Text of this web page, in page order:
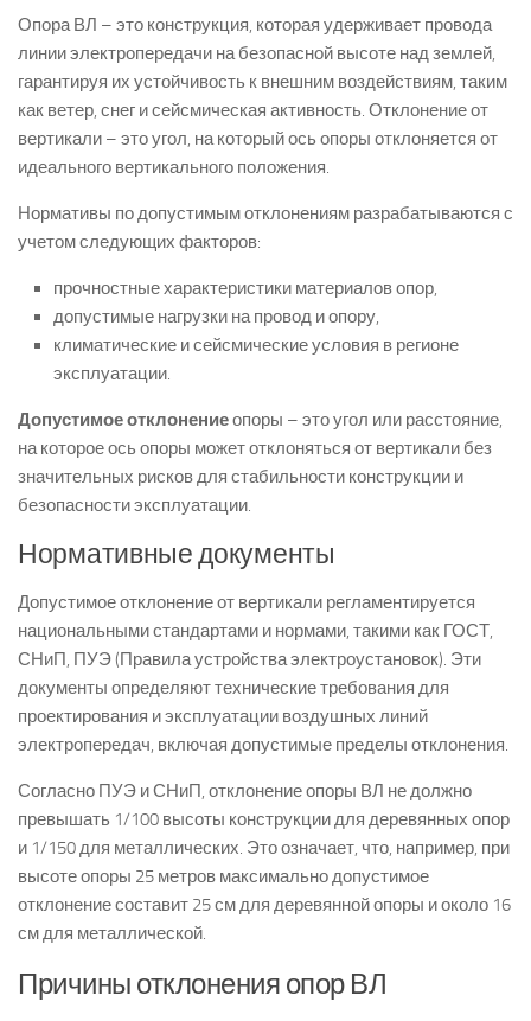
Опора ВЛ – это конструкция, которая удерживает провода
линии электропередачи на безопасной высоте над землей,
гарантируя их устойчивость к внешним воздействиям, таким
как ветер, снег и сейсмическая активность. Отклонение от
вертикали – это угол, на который ось опоры отклоняется от
идеального вертикального положения.
Нормативы по допустимым отклонениям разрабатываются с
учетом следующих факторов:
прочностные характеристики материалов опор,
допустимые нагрузки на провод и опору,
климатические и сейсмические условия в регионе
эксплуатации.
Допустимое отклонениеопоры – это угол или расстояние,
на которое ось опоры может отклоняться от вертикали без
значительных рисков для стабильности конструкции и
безопасности эксплуатации.
Нормативные документы
Допустимое отклонение от вертикали регламентируется
национальными стандартами и нормами, такими как ГОСТ,
СНиП, ПУЭ (Правила устройства электроустановок). Эти
документы определяют технические требования для
проектирования и эксплуатации воздушных линий
электропередач, включая допустимые пределы отклонения.
Согласно ПУЭ и СНиП, отклонение опоры ВЛ не должно
превышать 1/100 высоты конструкции для деревянных опор
и 1/150 для металлических. Это означает, что, например, при
высоте опоры 25 метров максимально допустимое
отклонение составит 25 см для деревянной опоры и около 16
см для металлической.
Причины отклонения опор ВЛ